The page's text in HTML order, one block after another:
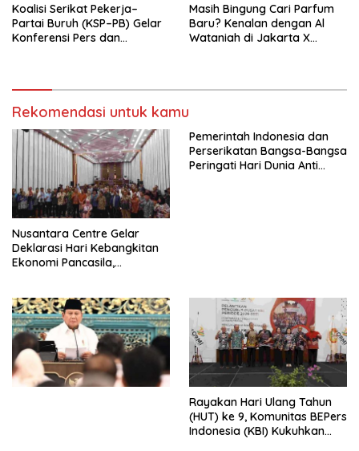
Koalisi Serikat Pekerja–
Partai Buruh (KSP–PB) Gelar
Konferensi Pers dan
RUU Ketenagakerjaan Baru.
Masih Bingung Cari Parfum
Baru? Kenalan dengan Al
Wataniah di Jakarta X
Rekomendasi untuk kamu
Nusantara Centre Gelar
Deklarasi Hari Kebangkitan
Ekonomi Pancasila,
Penjajahan (Pergolakan
Ekonomi Politik Indonesia) &
Simposium Nasional “Urgensi
Undang-Undang
Perekonomian Nasional dan
Kesejahteraan Sosial dalam
Pemerintah Indonesia dan
Perserikatan Bangsa-Bangsa
Peringati Hari Dunia Anti
Rayakan Hari Ulang Tahun
(HUT) ke 9, Komunitas BEPers
Indonesia (KBI) Kukuhkan